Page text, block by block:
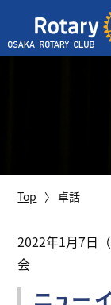
運営方針
歴史
Top 卓話
2022年1月7日
会
ニュー